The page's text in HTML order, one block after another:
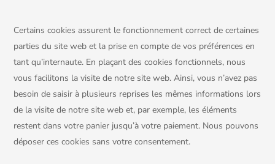
Certains cookies assurent le fonctionnement correct de certaines
parties du site web et la prise en compte de vos préférences en
tant qu’internaute. En plaçant des cookies fonctionnels, nous
vous facilitons la visite de notre site web. Ainsi, vous n’avez pas
besoin de saisir à plusieurs reprises les mêmes informations lors
de la visite de notre site web et, par exemple, les éléments
restent dans votre panier jusqu’à votre paiement. Nous pouvons
déposer ces cookies sans votre consentement.